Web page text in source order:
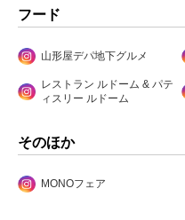
フード
山形屋デパ地下グルメ
レストラン ルドーム & パテ
ィスリー ルドーム
そのほか
MONOフェア